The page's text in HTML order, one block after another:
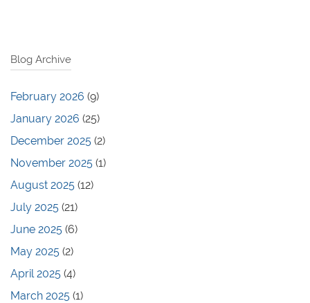
Blog Archive
February 2026 (9)
January 2026 (25)
December 2025 (2)
November 2025 (1)
August 2025 (12)
July 2025 (21)
June 2025 (6)
May 2025 (2)
April 2025 (4)
March 2025 (1)